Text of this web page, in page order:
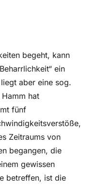
begeht, kann
ein
aber eine sog.
Hamm hat
fünf
Zeitraums von
begangen, die
gewissen
betreffen, ist die